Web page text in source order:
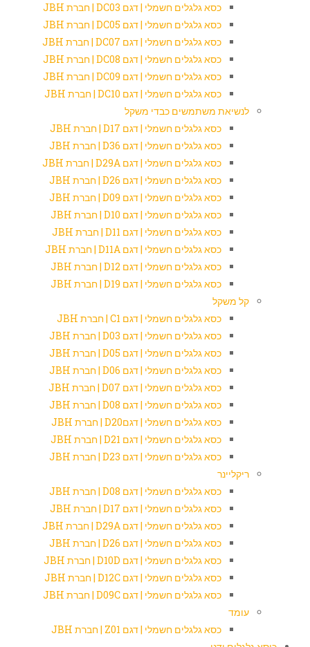
כסא גלגלים חשמלי | דגם DC03 | חברת JBH
כסא גלגלים חשמלי | דגם DC05 | חברת JBH
כסא גלגלים חשמלי | דגם DC07 | חברת JBH
כסא גלגלים חשמלי | דגם DC08 | חברת JBH
כסא גלגלים חשמלי | דגם DC09 | חברת JBH
כסא גלגלים חשמלי | דגם DC10 | חברת JBH
לנשיאת משתמשים כבדי משקל
כסא גלגלים חשמלי | דגם D17 | חברת JBH
כסא גלגלים חשמלי | דגם D36 | חברת JBH
כסא גלגלים חשמלי | דגם D29A | חברת JBH
כסא גלגלים חשמלי | דגם D26 | חברת JBH
כסא גלגלים חשמלי | דגם D09 | חברת JBH
כסא גלגלים חשמלי | דגם D10 | חברת JBH
כסא גלגלים חשמלי | דגם D11 | חברת JBH
כסא גלגלים חשמלי | דגם D11A | חברת JBH
כסא גלגלים חשמלי | דגם D12 | חברת JBH
כסא גלגלים חשמלי | דגם D19 | חברת JBH
קל משקל
כסא גלגלים חשמלי | דגם C1 | חברת JBH
כסא גלגלים חשמלי | דגם D03 | חברת JBH
כסא גלגלים חשמלי | דגם D05 | חברת JBH
כסא גלגלים חשמלי | דגם D06 | חברת JBH
כסא גלגלים חשמלי | דגם D07 | חברת JBH
כסא גלגלים חשמלי | דגם D08 | חברת JBH
כסא גלגלים חשמלי | דגםD20 | חברת JBH
כסא גלגלים חשמלי | דגם D21 | חברת JBH
כסא גלגלים חשמלי | דגם D23 | חברת JBH
ריקליינר
כסא גלגלים חשמלי | דגם D08 | חברת JBH
כסא גלגלים חשמלי | דגם D17 | חברת JBH
כסא גלגלים חשמלי | דגם D29A | חברת JBH
כסא גלגלים חשמלי | דגם D26 | חברת JBH
כסא גלגלים חשמלי | דגם D10D | חברת JBH
כסא גלגלים חשמלי | דגם D12C | חברת JBH
כסא גלגלים חשמלי | דגם D09C | חברת JBH
עומד
כסא גלגלים חשמלי | דגם Z01 | חברת JBH